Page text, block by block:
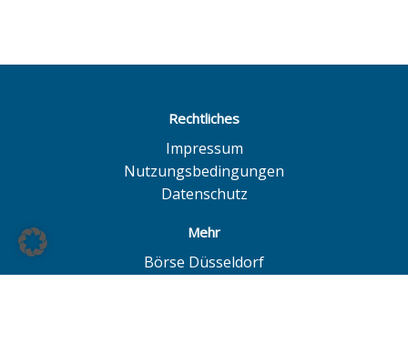
Rechtliches
Impressum
Nutzungsbedingungen
Datenschutz
Mehr
Börse Düsseldorf